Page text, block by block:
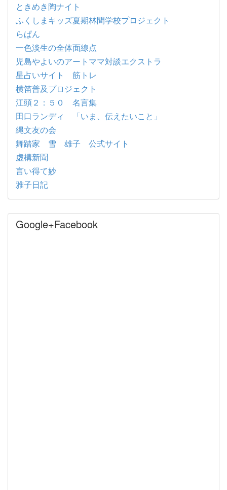
ときめき陶ナイト
ふくしまキッズ夏期林間学校プロジェクト
らぱん
一色淡生の全体面線点
児島やよいのアートママ対談エクストラ
星占いサイト 筋トレ
横笛普及プロジェクト
江頭２：５０ 名言集
田口ランディ 「いま、伝えたいこと」
縄文友の会
舞踏家 雪 雄子 公式サイト
虚構新聞
言い得て妙
雅子日記
Google+Facebook